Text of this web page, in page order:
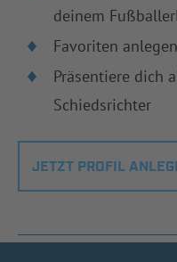
deinem
Favoriten
Präsentiere dich
Schiedsrichter
JETZT PROFIL